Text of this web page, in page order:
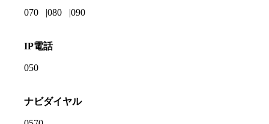
070 080 090
IP電話
050
ナビダイヤル